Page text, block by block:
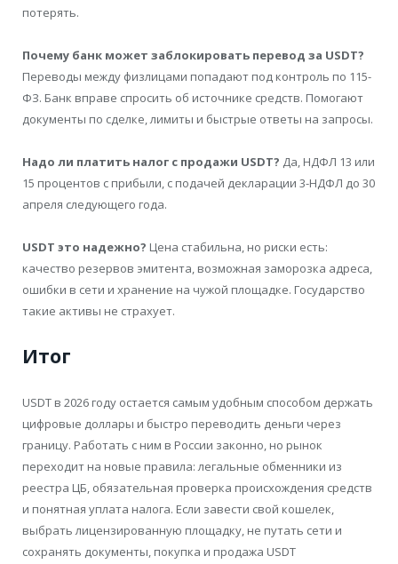
потерять.
Почему банк может заблокировать перевод за USDT?
Переводы между физлицами попадают под контроль по 115-
ФЗ. Банк вправе спросить об источнике средств. Помогают
документы по сделке, лимиты и быстрые ответы на запросы.
Надо ли платить налог с продажи USDT? Да, НДФЛ 13 или
15 процентов с прибыли, с подачей декларации 3-НДФЛ до 30
апреля следующего года.
USDT это надежно? Цена стабильна, но риски есть:
качество резервов эмитента, возможная заморозка адреса,
ошибки в сети и хранение на чужой площадке. Государство
такие активы не страхует.
Итог
USDT в 2026 году остается самым удобным способом держать
цифровые доллары и быстро переводить деньги через
границу. Работать с ним в России законно, но рынок
переходит на новые правила: легальные обменники из
реестра ЦБ, обязательная проверка происхождения средств
и понятная уплата налога. Если завести свой кошелек,
выбрать лицензированную площадку, не путать сети и
сохранять документы, покупка и продажа USDT